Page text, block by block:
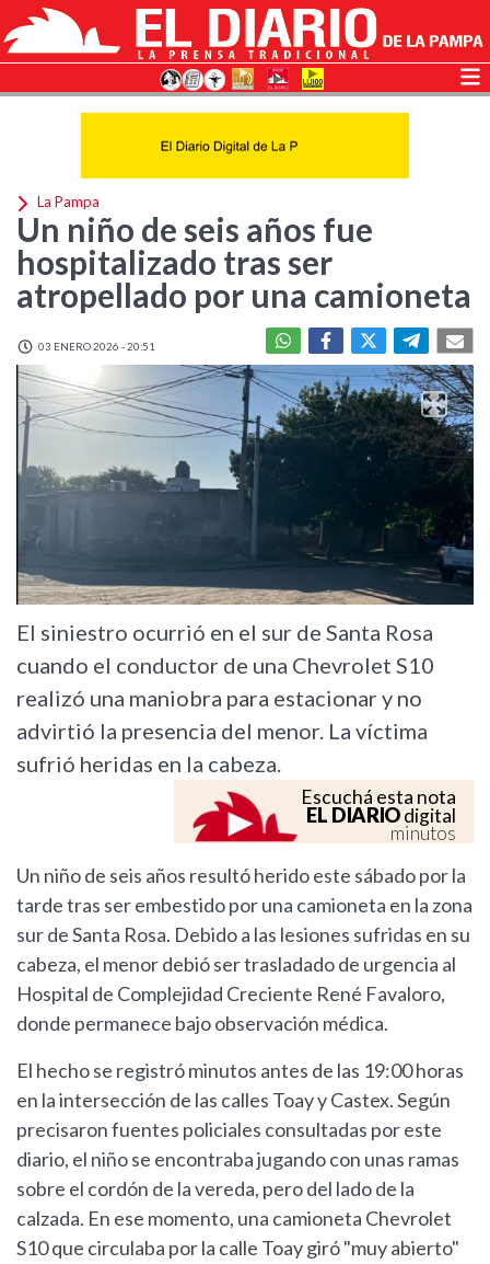
La Pampa
Un niño de seis años fue
hospitalizado tras ser
atropellado por una camioneta
03 ENERO 2026 - 20:51
El siniestro ocurrió en el sur de Santa Rosa
cuando el conductor de una Chevrolet S10
realizó una maniobra para estacionar y no
advirtió la presencia del menor. La víctima
sufrió heridas en la cabeza.
Escuchá esta nota
EL DIARIOdigital
minutos
Un niño de seis años resultó herido este sábado por la
tarde tras ser embestido por una camioneta en la zona
sur de Santa Rosa. Debido a las lesiones sufridas en su
cabeza, el menor debió ser trasladado de urgencia al
Hospital de Complejidad Creciente René Favaloro,
donde permanece bajo observación médica.
El hecho se registró minutos antes de las 19:00 horas
en la intersección de las calles Toay y Castex. Según
precisaron fuentes policiales consultadas por este
diario, el niño se encontraba jugando con unas ramas
sobre el cordón de la vereda, pero del lado de la
calzada. En ese momento, una camioneta Chevrolet
S10 que circulaba por la calle Toay giró "muy abierto"